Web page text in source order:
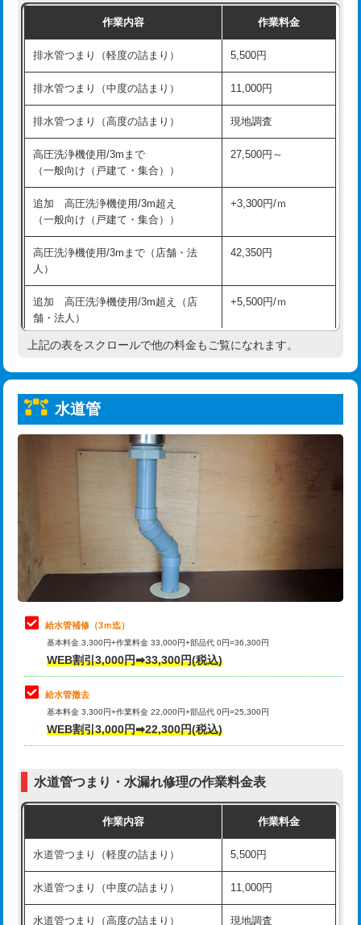
現場見積
※給水管工事は20mmまでの価格です。
持込商品取付（単水栓） 13,200円
持込商品取付（混合水栓） 16,500円
持込商品取付（浄水器・分岐水栓） 16,500円
給水管工事※（ホール加工) 16,500円
給水管工事※（バンド止め) 3,300円
給水管工事※（支持金具設置)
給水管工事※（保温材使用（バンド止
め込み）)
5,500円
給水管工事※（土の掘削・埋め戻し作
業)
11,000円
給水管工事※（塩ビ管（VP・HI）使
用/3ｍまで)
33,000円
給水管工事※（塩ビ管（VP・HI）使
+8,800円
給水管工事※（ライニング鋼管・銅
管・ポリ管・HT管使用/3ｍまで)
給水管工事※（ライニング鋼管・銅
管・ポリ管・HT管使用/3ｍ超え)
排水管工事（土の掘削・埋め戻し作
11,000円~
排水管工事（排水管工事/3ｍまで） 55,000円
排水管工事（追加 排水管工事/3ｍ超
マス交換（土の掘削・埋め戻し作業）
マス交換（深さ50㎝未満）
マス交換（深さ50㎝以上）
コンクリート斫り（厚さ10㎝まで）
モルタル補修（厚さ10㎝超え） 38,500円
洗面台設置 38,500円
化粧台設置 22,000円
作業内容 作業料金
排水管つまり（軽度の詰まり） 5,500円
排水管つまり（中度の詰まり） 11,000円
排水管つまり（高度の詰まり） 現地調査
高圧洗浄機使用/3mまで
（一般向け（戸建て・集合））
27,500円～
追加 高圧洗浄機使用/3m超え
（一般向け（戸建て・集合））
+3,300円/ｍ
高圧洗浄機使用/3mまで（店舗・法
人）
42,350円
追加 高圧洗浄機使用/3m超え（店
舗・法人）
+5,500円/ｍ
高度高圧洗浄換 現地調査
トーラー機使用/3mまで
追加トーラー機使用/3m超え
33,000円
8,800円
止水・漏水調査・防水処理・清掃・修
理・調整・分解・加工など（軽作業）
11,000円
止水・漏水調査・防水処理・清掃・修
理・調整・分解・加工など（中作業）
止水・漏水調査・防水処理・清掃・修
理・調整・分解・加工など（重作業）
33,000円
その他部品の脱着
交換・取付（タンク）
式）)
式・ワンホール）)
交換・取付(排水栓・排水トラップ
22,000円+材料費
上記の表をスクロールで他の料金もご覧になれます。
水道管
給水管補修（3ｍ迄）
基本料金 3,300円+作業料金 33,000円+部品代 0円=36,300円
WEB割引3,000円➡33,300円(税込)
給水管撤去
基本料金 3,300円+作業料金 22,000円+部品代 0円=25,300円
WEB割引3,000円➡22,300円(税込)
水道管つまり・水漏れ修理の作業料金表
作業内容 作業料金
水道管つまり（軽度の詰まり） 5,500円
水道管つまり（中度の詰まり） 11,000円
水道管つまり（高度の詰まり） 現地調査